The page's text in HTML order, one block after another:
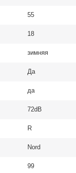
55
18
зимняя
Да
да
72dB
R
Nord
99